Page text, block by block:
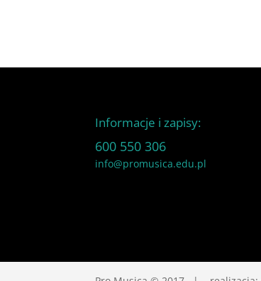
Informacje i zapisy:
600 550 306
info@promusica.edu.pl